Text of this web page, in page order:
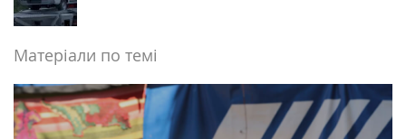
Матеріали по темі